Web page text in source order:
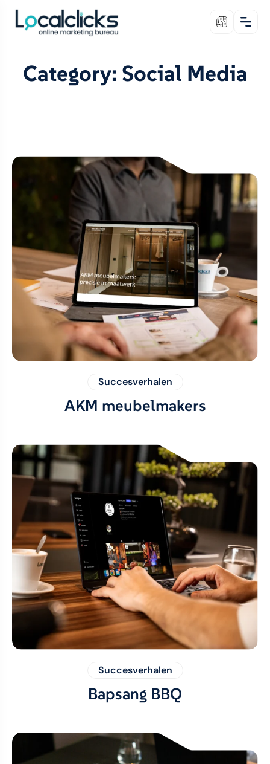
Category: Social Media
Succesverhalen
AKM meubelmakers
Succesverhalen
Bapsang BBQ